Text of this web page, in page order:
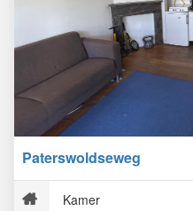
Paterswoldseweg
Kamer